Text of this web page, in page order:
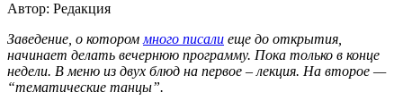
Автор: Редакция
Заведение, о котороммного писали еще до открытия,
начинает делать вечернюю программу. Пока только в конце
недели. В меню из двух блюд на первое – лекция. На второе —
“тематические танцы”.